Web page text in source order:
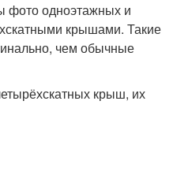
фото одноэтажных и
крышами. Такие
чем обычные
крыш, их